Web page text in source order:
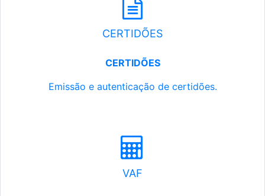
CERTIDÕES
CERTIDÕES
Emissão e autenticação de certidões.
VAF